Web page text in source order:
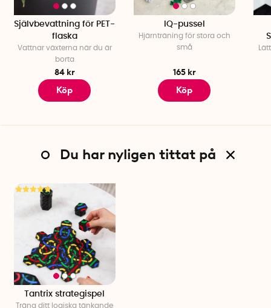
Självbevattning för PET-
flaska
Vattnar växterna när du är
borta
84 kr
Köp
IQ-pussel
Hjärnträning för stora och
små
165 kr
Köp
Du har nyligen tittat på
Tantrix strategispel
Träna ditt logiska tänkande